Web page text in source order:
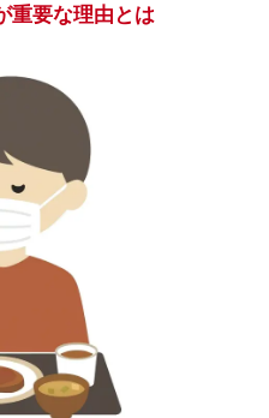
重要な理由とは